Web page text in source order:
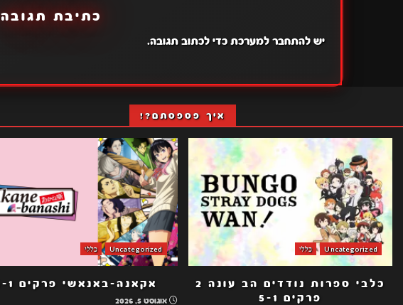
כתיבת תגובה
יש להתחבר למערכתכדי לכתוב תגובה.
איך פספסתם?!
Uncategorized כללי
כלבי ספרות נודדים הב עונה 2
פרקים 5-1
Uncategorized כללי
אקאנה-באנאשי פרקים 6-1
אוגוסט 5, 2026